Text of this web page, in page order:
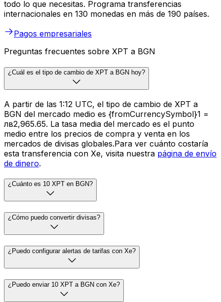
todo lo que necesitas. Programa transferencias
internacionales en 130 monedas en más de 190 países.
Pagos empresariales
Preguntas frecuentes sobre XPT a BGN
¿Cuál es el tipo de cambio de XPT a BGN hoy?
A partir de las 1:12 UTC, el tipo de cambio de XPT a
BGN del mercado medio es {fromCurrencySymbol}1 =
лв2,965.65. La tasa media del mercado es el punto
medio entre los precios de compra y venta en los
mercados de divisas globales.Para ver cuánto costaría
esta transferencia con Xe, visita nuestra página de envío
de dinero.
¿Cuánto es 10 XPT en BGN?
¿Cómo puedo convertir divisas?
¿Puedo configurar alertas de tarifas con Xe?
¿Puedo enviar 10 XPT a BGN con Xe?